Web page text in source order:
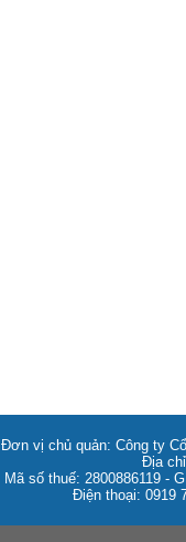
Đơn vị chủ quản: Công ty
Địa
Mã số thuế: 2800886119 -
Điện thoại: 0919